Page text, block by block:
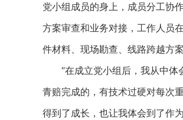
党小组成员的身上，成员分工协
方案审查和业务对接，工作人员
件材料、现场勘查、线路跨越方
“在成立党小组后，我从中体
青赔完成的，有技术过硬对每次
得到了成长，也让我体会到了作